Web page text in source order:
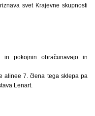
svet Krajevne skupnosti
in pokojnin obračunavajo in
alinee 7. člena tega sklepa pa
Lenart.